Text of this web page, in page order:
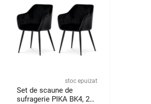
stoc epuizat
Set de scaune de
sufragerie PIKA BK4, 2